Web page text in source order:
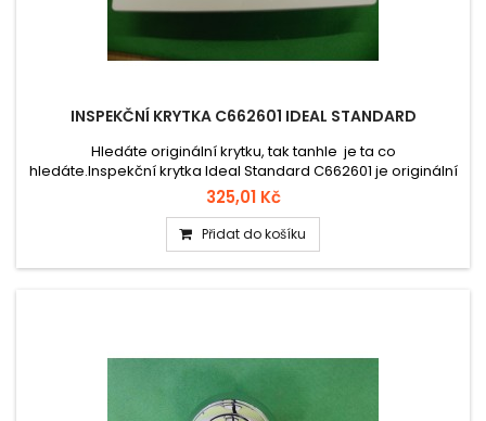
INSPEKČNÍ KRYTKA C662601 IDEAL STANDARD
Hledáte originální krytku, tak tanhle je ta co
hledáte.Inspekční krytka Ideal Standard C662601 je originální
plastová krytka navržená pro zaslepení ovládacího
mechanismu podomítkových splachovačů po přestavbě na
invalidní splachování.
325,01 Kč
Přidat do košíku